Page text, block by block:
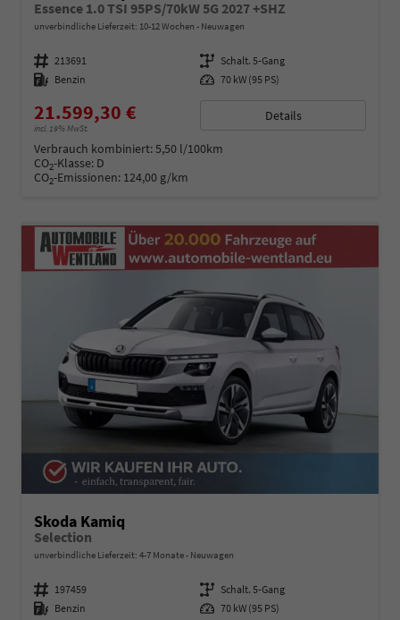
Essence 1.0 TSI 95PS/70kW 5G 2027 +SHZ
unverbindliche Lieferzeit: 10-12 Wochen Neuwagen
Fahrzeugnummer 213691 Getriebe Schalt. 5-Gang
Kraftstoff Benzin Leistung 70 kW (95 PS)
21.599,30 €
incl. 19% MwSt.
Details
Verbrauch kombiniert:5,50 l/100km
CO2-Klasse: D
CO2-Emissionen: 124,00 g/km
Skoda Kamiq
Selection
unverbindliche Lieferzeit: 4-7 Monate Neuwagen
Fahrzeugnummer 197459 Getriebe Schalt. 5-Gang
Kraftstoff Benzin Leistung 70 kW (95 PS)